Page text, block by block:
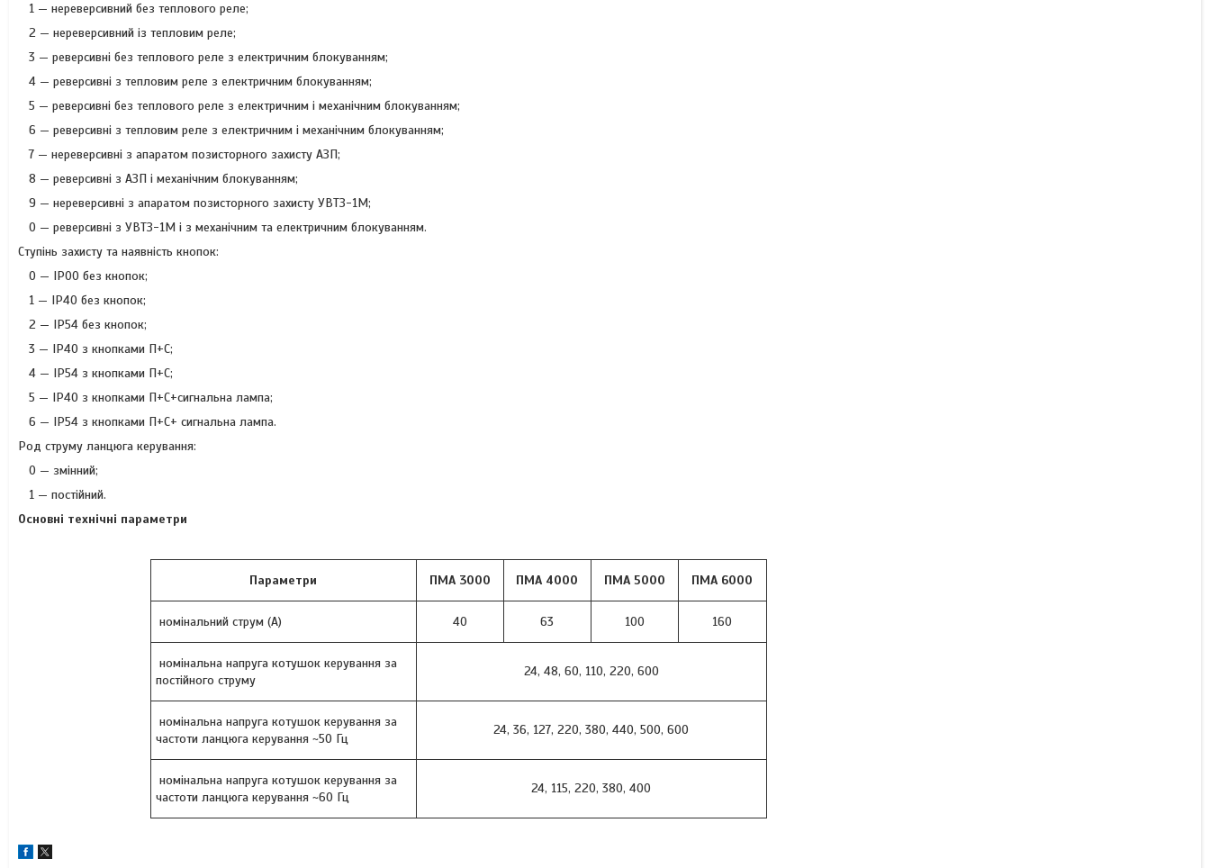
1 — нереверсивний без теплового реле;
2 — нереверсивний із тепловим реле;
3 — реверсивні без теплового реле з електричним блокуванням;
4 — реверсивні з тепловим реле з електричним блокуванням;
5 — реверсивні без теплового реле з електричним і механічним блокуванням;
6 — реверсивні з тепловим реле з електричним і механічним блокуванням;
7 — нереверсивні з апаратом позисторного захисту АЗП;
8 — реверсивні з АЗП і механічним блокуванням;
9 — нереверсивні з апаратом позисторного захисту УВТЗ-1М;
0 — реверсивні з УВТЗ-1М і з механічним та електричним блокуванням.
Ступінь захисту та наявність кнопок:
0 — IP00 без кнопок;
1 — IP40 без кнопок;
2 — IP54 без кнопок;
3 — IP40 з кнопками П+С;
4 — IP54 з кнопками П+С;
5 — IP40 з кнопками П+С+сигнальна лампа;
6 — IP54 з кнопками П+С+ сигнальна лампа.
Род струму ланцюга керування:
0 — змінний;
1 — постійний.
Основні технічні параметри
Параметри ПМА 3000 ПМА 4000 ПМА 5000 ПМА 6000
номінальний струм (А) 40 63 100 160
номінальна напруга котушок керування за
постійного струму
24, 48, 60, 110, 220, 600
номінальна напруга котушок керування за
частоти ланцюга керування ~50 Гц
24, 36, 127, 220, 380, 440, 500, 600
номінальна напруга котушок керування за
частоти ланцюга керування ~60 Гц
24, 115, 220, 380, 400